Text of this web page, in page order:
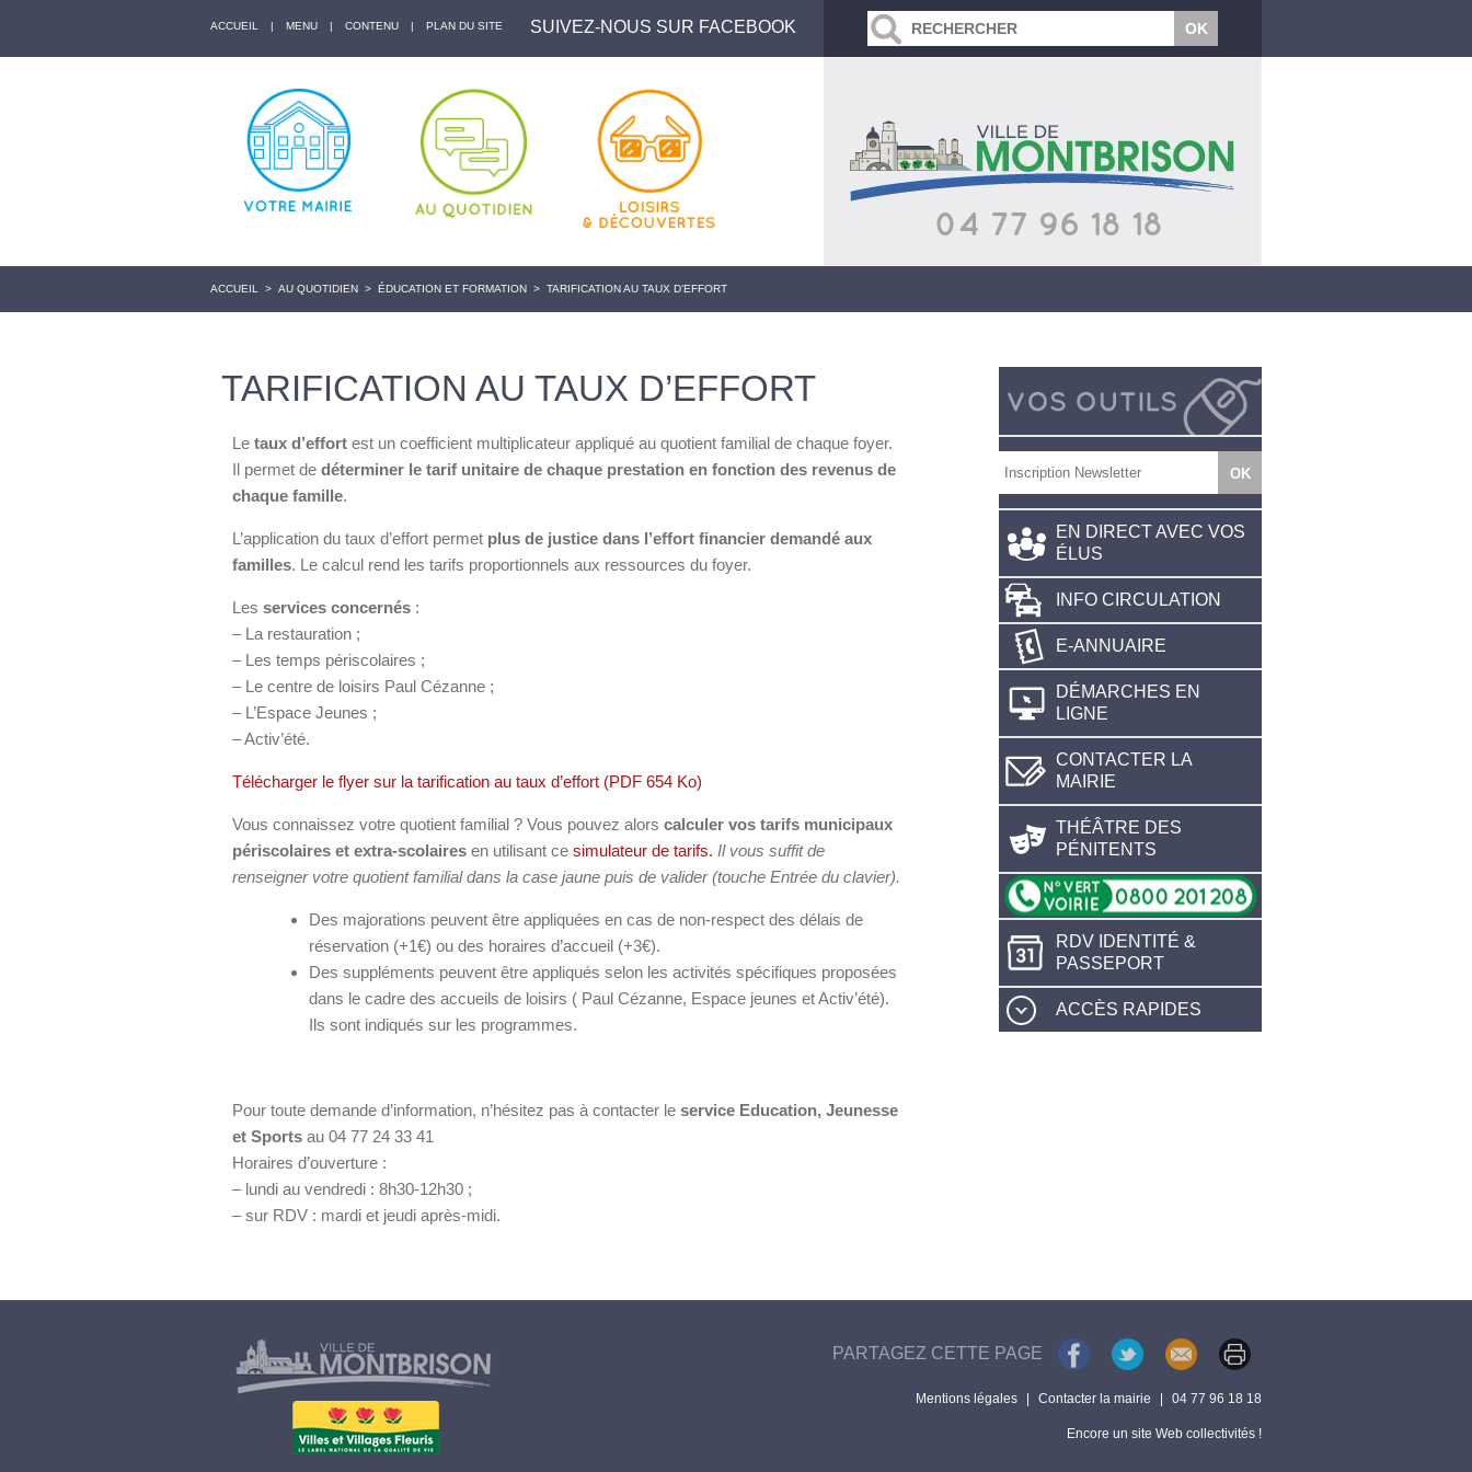
ACCUEIL | MENU | CONTENU | PLAN DU SITE SUIVEZ-NOUS SUR FACEBOOK
ACCUEIL > AU QUOTIDIEN > ÉDUCATION ET FORMATION > TARIFICATION AU TAUX D’EFFORT
TARIFICATION AU TAUX D’EFFORT
Le taux d’effort est un coefficient multiplicateur appliqué au quotient familial de chaque foyer.
Il permet de déterminer le tarif unitaire de chaque prestation en fonction des revenus de
chaque famille.
L’application du taux d’effort permet plus de justice dans l’effort financier demandé aux
familles. Le calcul rend les tarifs proportionnels aux ressources du foyer.
Les services concernés :
– La restauration ;
– Les temps périscolaires ;
– Le centre de loisirs Paul Cézanne ;
– L’Espace Jeunes ;
– Activ’été.
Télécharger le flyer sur la tarification au taux d’effort (PDF 654 Ko)
Vous connaissez votre quotient familial ? Vous pouvez alors calculer vos tarifs municipaux
périscolaires et extra-scolaires en utilisant ce simulateur de tarifs. Il vous suffit de
renseigner votre quotient familial dans la case jaune puis de valider (touche Entrée du clavier).
Des majorations peuvent être appliquées en cas de non-respect des délais de
réservation (+1€) ou des horaires d’accueil (+3€).
Des suppléments peuvent être appliqués selon les activités spécifiques proposées
dans le cadre des accueils de loisirs ( Paul Cézanne, Espace jeunes et Activ’été).
Ils sont indiqués sur les programmes.
Pour toute demande d’information, n’hésitez pas à contacter le service Education, Jeunesse
et Sports au 04 77 24 33 41
Horaires d’ouverture :
– lundi au vendredi : 8h30-12h30 ;
– sur RDV : mardi et jeudi après-midi.
EN DIRECT AVEC VOS
ÉLUS
INFO CIRCULATION
E-ANNUAIRE
DÉMARCHES EN
LIGNE
CONTACTER LA
MAIRIE
THÉÂTRE DES
PÉNITENTS
RDV IDENTITÉ &
PASSEPORT
ACCÈS RAPIDES
PARTAGEZ CETTE PAGE
Mentions légales Contacter la mairie 04 77 96 18 18
Encore un site Web collectivités !